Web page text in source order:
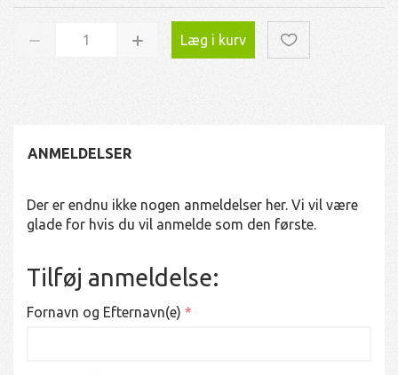
Læg i kurv
ANMELDELSER
Der er endnu ikke nogen anmeldelser her. Vi vil være
glade for hvis du vil anmelde som den første.
Tilføj anmeldelse:
Fornavn og Efternavn(e)